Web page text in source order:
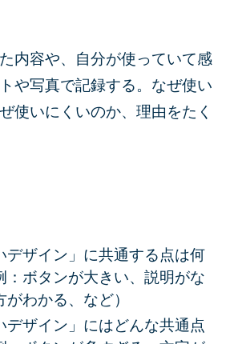
内容や、自分が使っていて感
や写真で記録する。なぜ使い
使いにくいのか、理由をたく
デザイン」に共通する点は何
：ボタンが大きい、説明がな
がわかる、など）
デザイン」にはどんな共通点